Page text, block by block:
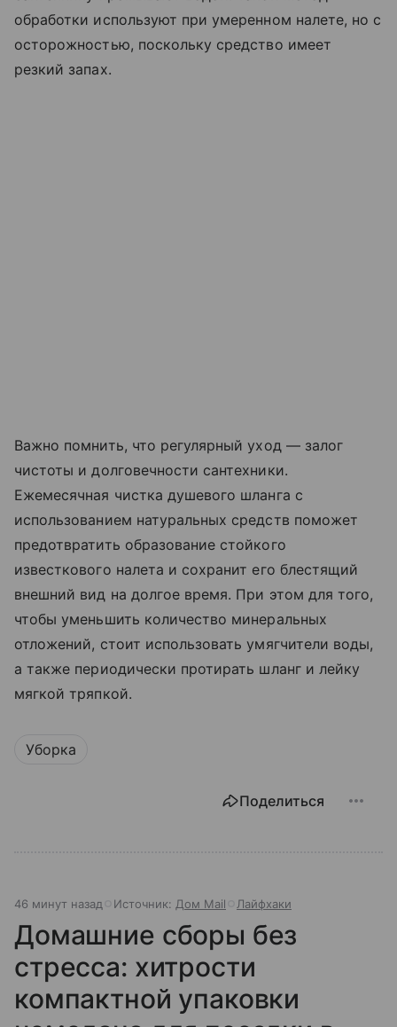
обработки используют при умеренном налете, но с
осторожностью, поскольку средство имеет
резкий запах.
Важно помнить, что регулярный уход — залог
чистоты и долговечности сантехники.
Ежемесячная чистка душевого шланга с
использованием натуральных средств поможет
предотвратить образование стойкого
известкового налета и сохранит его блестящий
внешний вид на долгое время. При этом для того,
чтобы уменьшить количество минеральных
отложений, стоит использовать умягчители воды,
а также периодически протирать шланг и лейку
мягкой тряпкой.
Уборка
Поделиться
46 минут назад Источник: Дом Mail Лайфхаки
Домашние сборы без
стресса: хитрости
компактной упаковки